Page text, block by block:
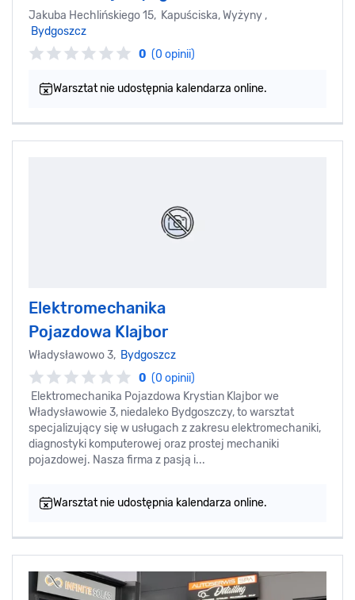
Jakuba Hechlińskiego 15, Kapuściska, Wyżyny ,
Bydgoszcz
0 (0 opinii)
Warsztat nie udostępnia kalendarza online.
Elektromechanika
Pojazdowa Klajbor
Władysławowo 3, Bydgoszcz
0 (0 opinii)
Elektromechanika Pojazdowa Krystian Klajbor we
Władysławowie 3, niedaleko Bydgoszczy, to warsztat
specjalizujący się w usługach z zakresu elektromechaniki,
diagnostyki komputerowej oraz prostej mechaniki
pojazdowej. Nasza firma z pasją i...
Warsztat nie udostępnia kalendarza online.